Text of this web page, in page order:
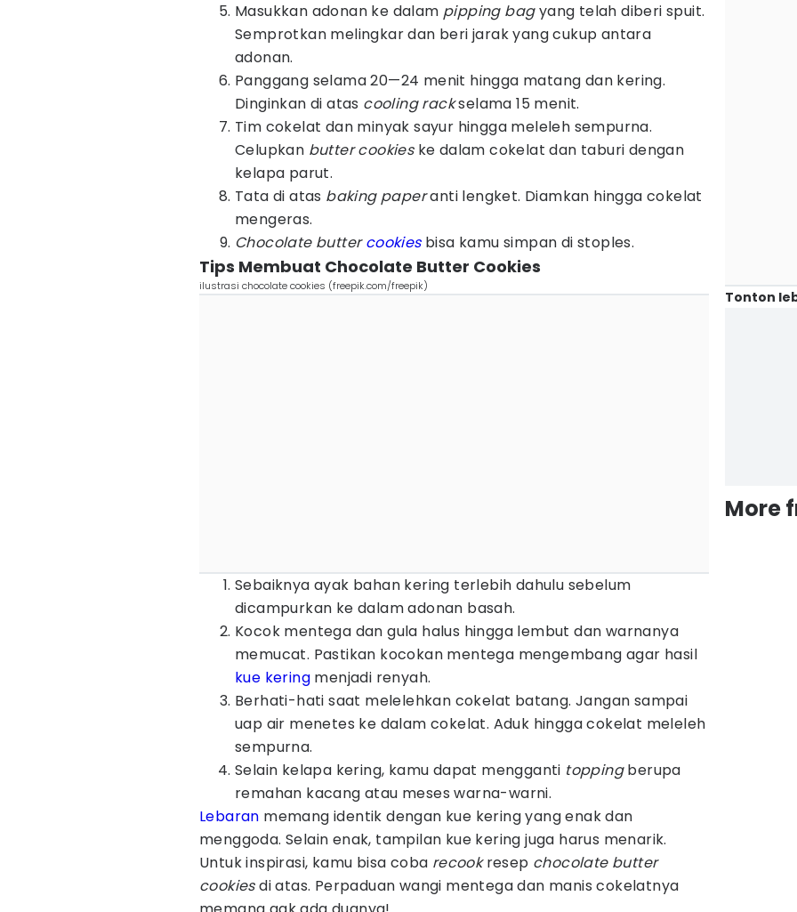
Masukkan adonan ke dalam pipping bagyang telah diberi spuit.
Semprotkan melingkar dan beri jarak yang cukup antara
adonan.
Panggang selama 20—24 menit hingga matang dan kering.
Dinginkan di atas cooling rackselama 15 menit.
Tim cokelat dan minyak sayur hingga meleleh sempurna.
Celupkan buttercookies ke dalam cokelat dan taburi dengan
kelapa parut.
Tata di atas baking paperanti lengket. Diamkan hingga cokelat
mengeras.
Chocolate buttercookies bisa kamu simpan di stoples.
Tips Membuat Chocolate Butter Cookies
ilustrasi chocolate cookies (freepik.com/freepik)
Sebaiknya ayak bahan kering terlebih dahulu sebelum
dicampurkan ke dalam adonan basah.
Kocok mentega dan gula halus hingga lembut dan warnanya
memucat. Pastikan kocokan mentega mengembang agar hasil
kue kering menjadi renyah.
Berhati-hati saat melelehkan cokelat batang. Jangan sampai
uap air menetes ke dalam cokelat. Aduk hingga cokelat meleleh
sempurna.
Selain kelapa kering, kamu dapat mengganti toppingberupa
remahan kacang atau meses warna-warni.
Lebaran memang identik dengan kue kering yang enak dan
menggoda. Selain enak, tampilan kue kering juga harus menarik.
Untuk inspirasi, kamu bisa coba recookresep chocolate butter
cookiesdi atas. Perpaduan wangi mentega dan manis cokelatnya
Tonton
More